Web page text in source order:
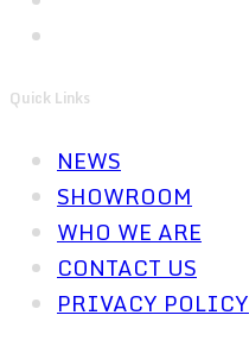
Quick Links
NEWS
SHOWROOM
WHO WE ARE
CONTACT US
PRIVACY POLICY